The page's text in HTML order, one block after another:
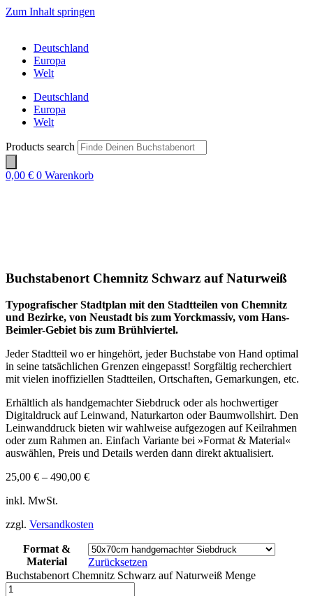
Zum Inhalt springen
Deutschland
Europa
Welt
Deutschland
Europa
Welt
Products search
0,00 € 0 Warenkorb
Buchstabenort Chemnitz Schwarz auf Naturweiß
Typografischer Stadtplan mit den Stadtteilen von Chemnitz
und Bezirke, von Neustadt bis zum Yorckmassiv, vom Hans-
Beimler-Gebiet bis zum Brühlviertel.
Jeder Stadtteil wo er hingehört, jeder Buchstabe von Hand optimal
in seine tatsächlichen Grenzen eingepasst! Sorgfältig recherchiert
mit vielen inoffiziellen Stadtteilen, Ortschaften, Gemarkungen, etc.
Erhältlich als handgemachter Siebdruck oder als hochwertiger
Digitaldruck auf Leinwand, Naturkarton oder Baumwollshirt. Den
Leinwanddruck bieten wir wahlweise aufgezogen auf Keilrahmen
oder zum Rahmen an. Einfach Variante bei »Format & Material«
auswählen, Preis und Details werden dann direkt aktualisiert.
25,00 € – 490,00 €
inkl. MwSt.
zzgl. Versandkosten
Format &
Material
Zurücksetzen
Buchstabenort Chemnitz Schwarz auf Naturweiß Menge